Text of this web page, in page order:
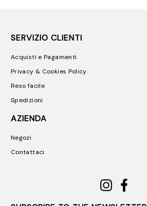
SERVIZIO CLIENTI
Acquisti e Pagamenti
Privacy & Cookies Policy
Reso facile
Spedizioni
AZIENDA
Negozi
Contattaci